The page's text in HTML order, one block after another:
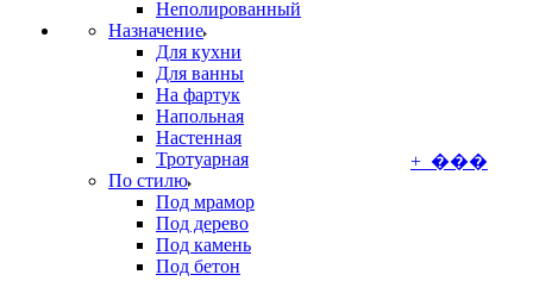
Неполированный
Назначение
Для кухни
Для ванны
На фартук
Напольная
Настенная
Тротуарная
По стилю
Под мрамор
Под дерево
Под камень
Под бетон
+ ���